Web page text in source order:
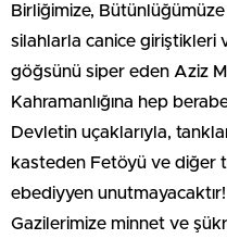
Birliğimize,
silahlarla canice giriştikleri
göğsünü siper eden Aziz
Kahramanlığına hep
Devletin uçaklarıyla,
kasteden Fetöyü ve diğer
ebediyyen
Gazilerimize minnet ve